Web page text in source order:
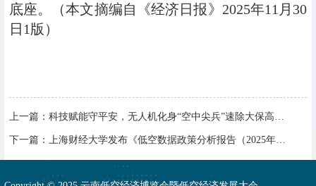
底座。（本文摘编自《经济日报》2025年11月30
日1版）
上一篇： 科技赋能守平安，无人机化身“空中尖兵”速除大保高速落石隐患
下一篇： 上海财经大学发布《低空数据政策分析报告（2025年）》